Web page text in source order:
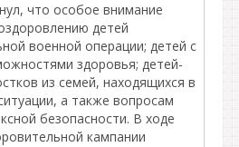
что особое внимание
детей
военной операции; детей с
здоровья; детей-
из семей, находящихся в
а также вопросам
безопасности. В ходе
кампании